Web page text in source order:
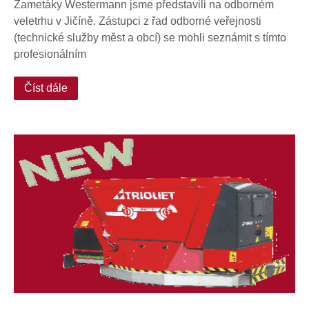
Zametáky Westermann jsme představili na odborném
veletrhu v Jičíně. Zástupci z řad odborné veřejnosti
(technické služby měst a obcí) se mohli seznámit s tímto
profesionálním
Číst dále